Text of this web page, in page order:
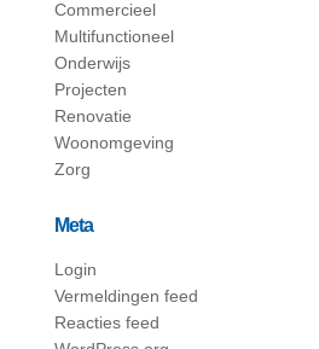
Commercieel
Multifunctioneel
Onderwijs
Projecten
Renovatie
Woonomgeving
Zorg
Meta
Login
Vermeldingen feed
Reacties feed